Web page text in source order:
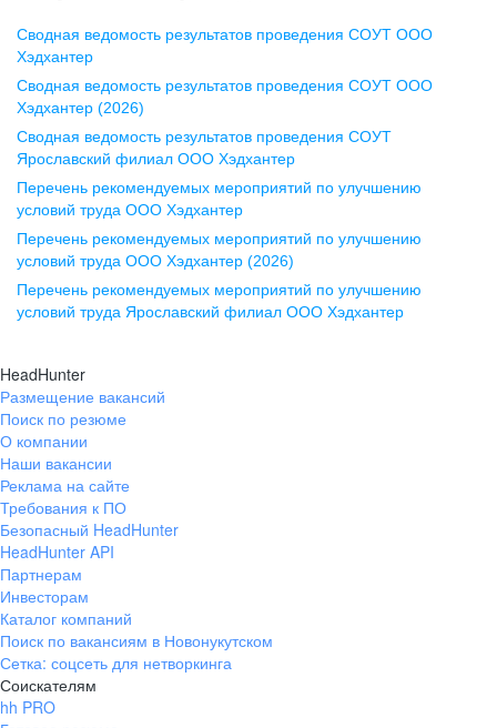
Воронеж
ул. Комиссаржевской, д. 10,
офис 1212
+7 473 280-05-05
pr@vrn.hh.ru
ул. Спартаковская, д. 2А, этаж 3,
помещение 15
+7 843 212-12-50
Екатеринбург
ул. Боевых Дружин, стр. 20,
+7 343 226-79-99
pr@ural.hh.ru
ул. Янковского, д. 169, 7 этаж,
706 каб.
+7 861 205-55-57
pr@krd.hh.ru
Сводная ведомость результатов проведения СОУТ ООО
Хэдхантер
Сводная ведомость результатов проведения СОУТ ООО
Хэдхантер (2026)
Сводная ведомость результатов проведения СОУТ
Ярославский филиал ООО Хэдхантер
Перечень рекомендуемых мероприятий по улучшению
условий труда ООО Хэдхантер
Перечень рекомендуемых мероприятий по улучшению
условий труда ООО Хэдхантер (2026)
Перечень рекомендуемых мероприятий по улучшению
условий труда Ярославский филиал ООО Хэдхантер
HeadHunter
Размещение вакансий
Поиск по резюме
О компании
Наши вакансии
Реклама на сайте
Требования к ПО
Безопасный HeadHunter
HeadHunter API
Партнерам
Инвесторам
Каталог компаний
Поиск по вакансиям в Новонукутском
Сетка: соцсеть для нетворкинга
Соискателям
hh PRO